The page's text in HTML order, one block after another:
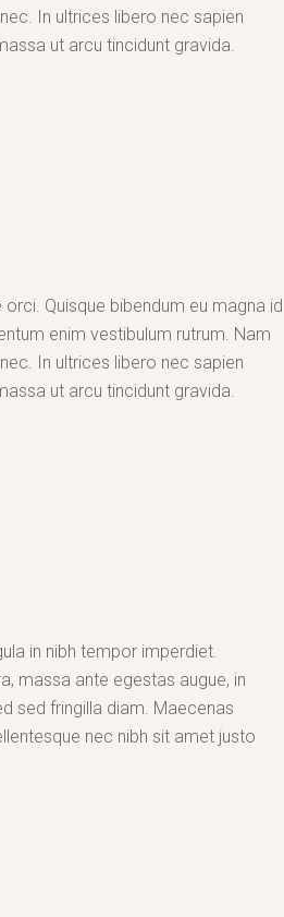
In ultrices libero nec sapien
ut arcu tincidunt gravida.
Quisque bibendum eu magna id
enim vestibulum rutrum. Nam
In ultrices libero nec sapien
ut arcu tincidunt gravida.
in nibh tempor imperdiet.
massa ante egestas augue, in
sed fringilla diam. Maecenas
nec nibh sit amet justo